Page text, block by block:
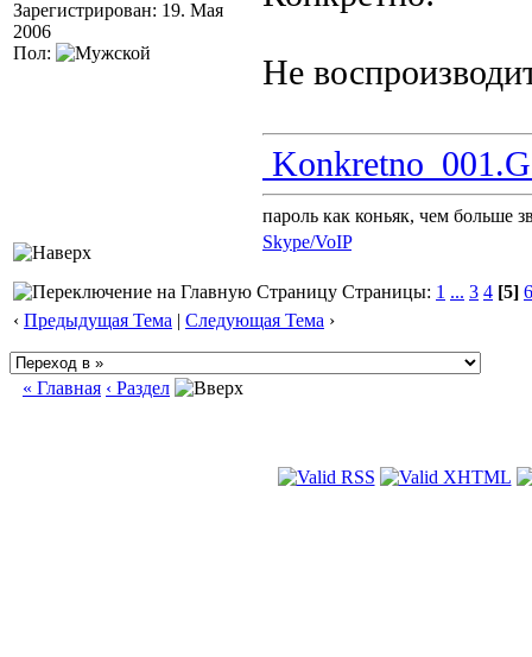
Зарегистрирован: 19. Мая
2006
Пол:
Не
пароль как коньяк, чем больше
Skype/VoIP
Страницы: 1 ... 3 4 [5] 6
‹ Предыдущая Тема | Следующая Тема ›
« Главная ‹ Раздел